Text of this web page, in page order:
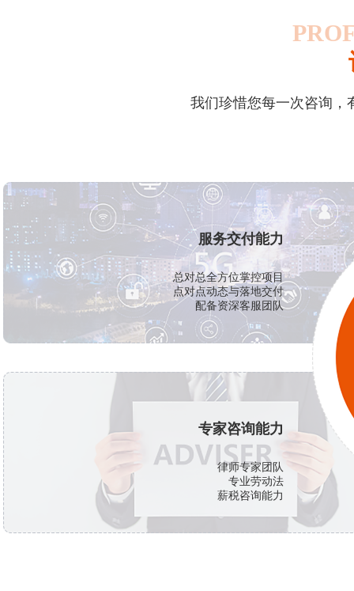
我们珍惜您每一次咨询，
服务交付能力
总对总全方位掌控项目
点对点动态与落地交付
配备资深客服团队
专家咨询能力
律师专家团队
专业劳动法
薪税咨询能力